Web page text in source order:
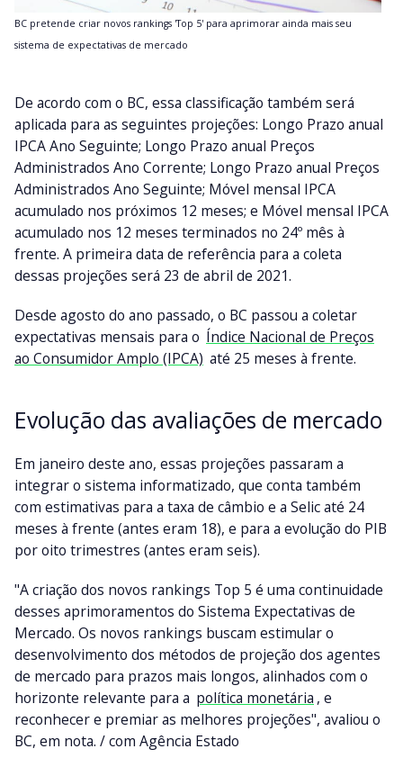
BC pretende criar novos rankings 'Top 5' para aprimorar ainda mais seu
sistema de expectativas de mercado
De acordo com o BC, essa classificação também será
aplicada para as seguintes projeções: Longo Prazo anual
IPCA Ano Seguinte; Longo Prazo anual Preços
Administrados Ano Corrente; Longo Prazo anual Preços
Administrados Ano Seguinte; Móvel mensal IPCA
acumulado nos próximos 12 meses; e Móvel mensal IPCA
acumulado nos 12 meses terminados no 24º mês à
frente. A primeira data de referência para a coleta
dessas projeções será 23 de abril de 2021.
Desde agosto do ano passado, o BC passou a coletar
expectativas mensais para o Índice Nacional de Preços
ao Consumidor Amplo (IPCA) até 25 meses à frente.
Evolução das avaliações de mercado
Em janeiro deste ano, essas projeções passaram a
integrar o sistema informatizado, que conta também
com estimativas para a taxa de câmbio e a Selic até 24
meses à frente (antes eram 18), e para a evolução do PIB
por oito trimestres (antes eram seis).
"A criação dos novos rankings Top 5 é uma continuidade
desses aprimoramentos do Sistema Expectativas de
Mercado. Os novos rankings buscam estimular o
desenvolvimento dos métodos de projeção dos agentes
de mercado para prazos mais longos, alinhados com o
horizonte relevante para a política monetária , e
reconhecer e premiar as melhores projeções", avaliou o
BC, em nota. / com Agência Estado